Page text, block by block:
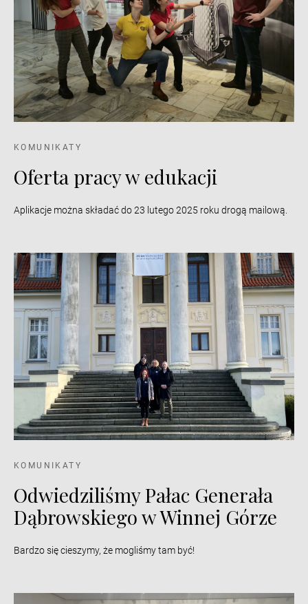
KOMUNIKATY
Oferta pracy w edukacji
Aplikacje można składać do 23 lutego 2025 roku drogą mailową.
KOMUNIKATY
Odwiedziliśmy Pałac Generała
Dąbrowskiego w Winnej Górze
Bardzo się cieszymy, że mogliśmy tam być!